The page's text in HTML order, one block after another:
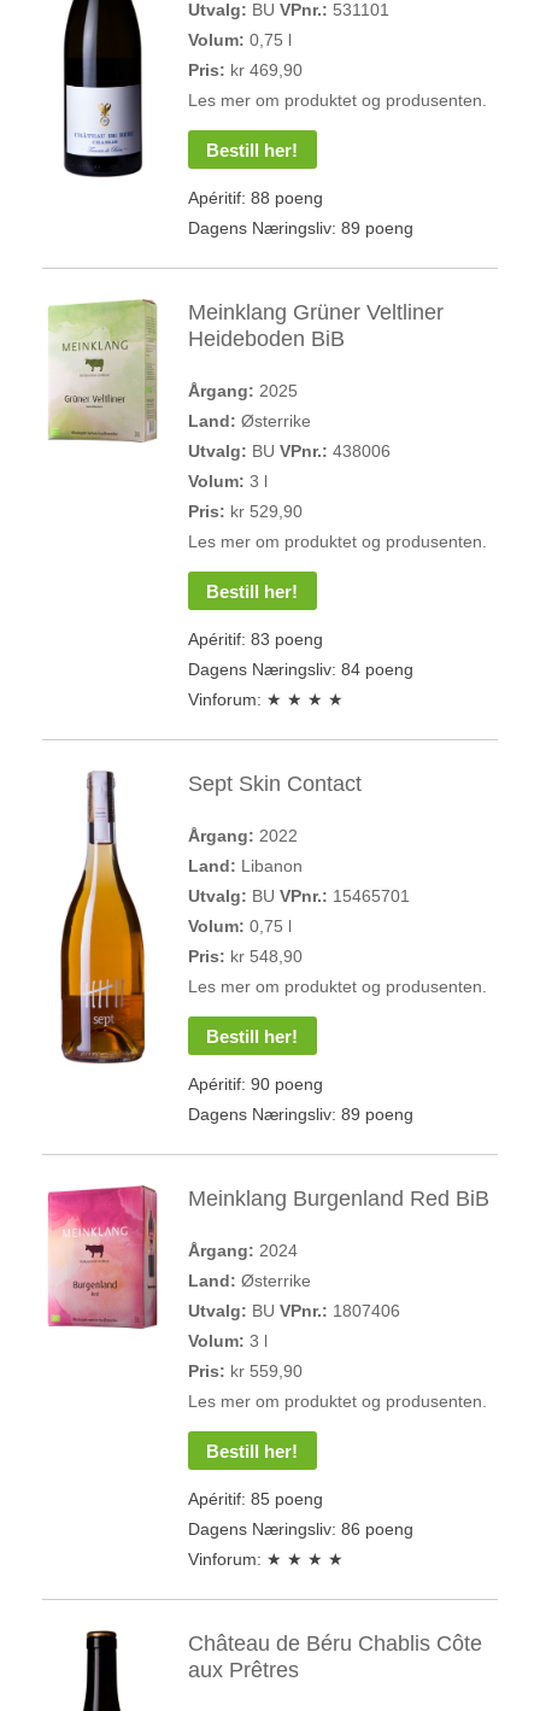
Utvalg: BU VPnr.: 531101
Volum: 0,75 l
Pris: kr 469,90
Les mer om produktet og produsenten.
Bestill her!
Apéritif: 88 poeng
Dagens Næringsliv: 89 poeng
Meinklang Grüner Veltliner
Heideboden BiB
Årgang: 2025
Land: Østerrike
Utvalg: BU VPnr.: 438006
Volum: 3 l
Pris: kr 529,90
Les mer om produktet og produsenten.
Bestill her!
Apéritif: 83 poeng
Dagens Næringsliv: 84 poeng
Vinforum: ★ ★ ★ ★
Sept Skin Contact
Årgang: 2022
Land: Libanon
Utvalg: BU VPnr.: 15465701
Volum: 0,75 l
Pris: kr 548,90
Les mer om produktet og produsenten.
Bestill her!
Apéritif: 90 poeng
Dagens Næringsliv: 89 poeng
Meinklang Burgenland Red BiB
Årgang: 2024
Land: Østerrike
Utvalg: BU VPnr.: 1807406
Volum: 3 l
Pris: kr 559,90
Les mer om produktet og produsenten.
Bestill her!
Apéritif: 85 poeng
Dagens Næringsliv: 86 poeng
Vinforum: ★ ★ ★ ★
Château de Béru Chablis Côte
aux Prêtres